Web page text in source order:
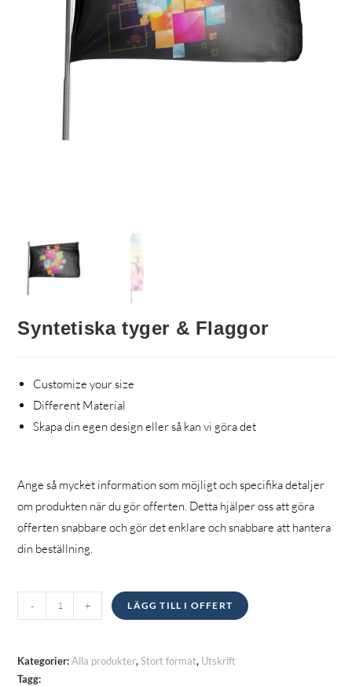
Syntetiska tyger & Flaggor
Customize your size
Different Material
Skapa din egen design eller så kan vi göra det
Ange så mycket information som möjligt och specifika detaljer
om produkten när du gör offerten. Detta hjälper oss att göra
offerten snabbare och gör det enklare och snabbare att hantera
din beställning.
Syntetiska
tyger
Flaggor
kvantitet
- + LÄGG TILL I OFFERT
Kategorier:Alla produkter,Stort format, Utskrift
Tagg: